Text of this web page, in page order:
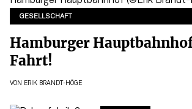
GESELLSCHAFT
Hamburger
Fahrt!
VON ERIK BRANDT-HÖGE